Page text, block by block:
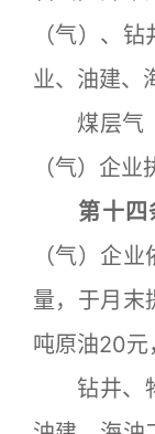
（气）、
业、油建、
煤层气（
（气）企业
第十四
（气）企
量，于月末
吨原油20元
钻井、物